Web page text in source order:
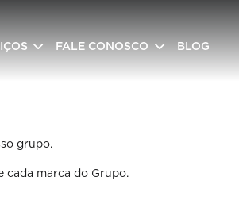
FALE CONOSCO BLOG
grupo.
cada marca do Grupo.